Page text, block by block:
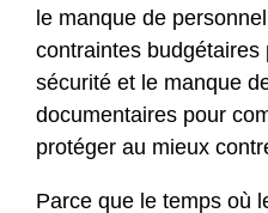
le manque de
contraintes
sécurité et le manque
documentaires pour
protéger au mieux
Parce que le temps où